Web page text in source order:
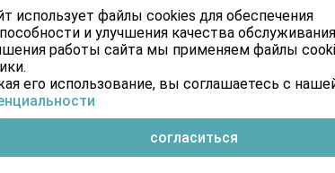
использует файлы cookies для обеспечения
и улучшения качества
работы сайта мы применяем файлы
его использование, вы соглашаетесь с
согласиться
УСЛУГИ
Монтаж
© Информация, товары и цены, представленные на сайте, не